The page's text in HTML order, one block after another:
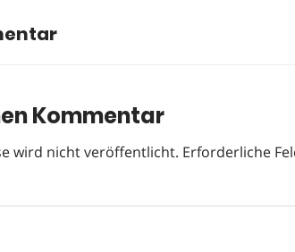
Kommentar
wird nicht veröffentlicht. Erforderliche